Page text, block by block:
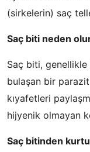
(sirkelerin) saç
Saç biti neden
Saç biti, genellikle
bulaşan bir
kıyafetleri
hijyenik olmayan
Saç bitinden